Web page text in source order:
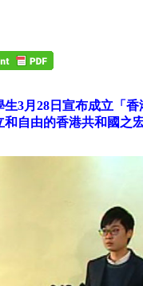
3月28日宣布成立「
自由的香港共和國之宏